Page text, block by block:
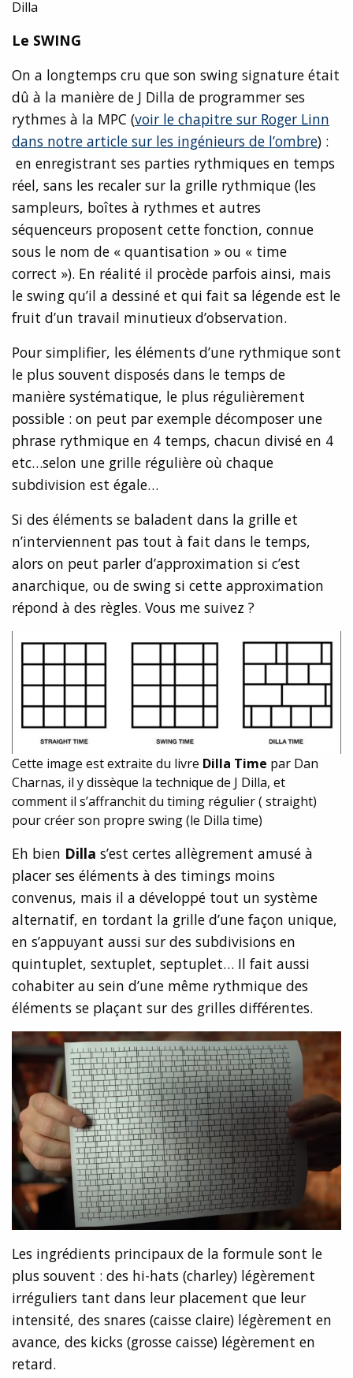
Dilla
Le SWING
On a longtemps cru que son swing signature était
dû à la manière de J Dilla de programmer ses
rythmes à la MPC (voir le chapitre sur Roger Linn
dans notre article sur les ingénieurs de l’ombre) :
en enregistrant ses parties rythmiques en temps
réel, sans les recaler sur la grille rythmique (les
sampleurs, boîtes à rythmes et autres
séquenceurs proposent cette fonction, connue
sous le nom de « quantisation » ou « time
correct »). En réalité il procède parfois ainsi, mais
le swing qu’il a dessiné et qui fait sa légende est le
fruit d’un travail minutieux d’observation.
Pour simplifier, les éléments d’une rythmique sont
le plus souvent disposés dans le temps de
manière systématique, le plus régulièrement
possible : on peut par exemple décomposer une
phrase rythmique en 4 temps, chacun divisé en 4
etc…selon une grille régulière où chaque
subdivision est égale…
Si des éléments se baladent dans la grille et
n’interviennent pas tout à fait dans le temps,
alors on peut parler d’approximation si c’est
anarchique, ou de swing si cette approximation
répond à des règles. Vous me suivez ?
Cette image est extraite du livre Dilla Time par Dan
Charnas, il y dissèque la technique de J Dilla, et
comment il s’affranchit du timing régulier ( straight)
pour créer son propre swing (le Dilla time)
Eh bien Dilla s’est certes allègrement amusé à
placer ses éléments à des timings moins
convenus, mais il a développé tout un système
alternatif, en tordant la grille d’une façon unique,
en s’appuyant aussi sur des subdivisions en
quintuplet, sextuplet, septuplet… Il fait aussi
cohabiter au sein d’une même rythmique des
éléments se plaçant sur des grilles différentes.
Les ingrédients principaux de la formule sont le
plus souvent : des hi-hats (charley) légèrement
irréguliers tant dans leur placement que leur
intensité, des snares (caisse claire) légèrement en
avance, des kicks (grosse caisse) légèrement en
retard.